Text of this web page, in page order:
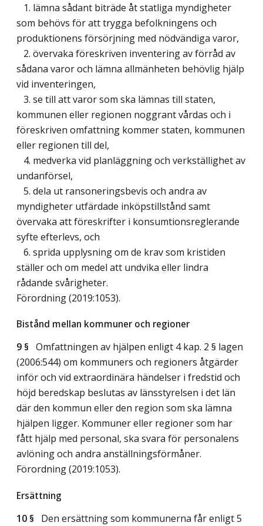
1. lämna sådant biträde åt statliga myndigheter
som behövs för att trygga befolkningens och
produktionens försörjning med nödvändiga varor,
2. övervaka föreskriven inventering av förråd av
sådana varor och lämna allmänheten behövlig hjälp
vid inventeringen,
3. se till att varor som ska lämnas till staten,
kommunen eller regionen noggrant vårdas och i
föreskriven omfattning kommer staten, kommunen
eller regionen till del,
4. medverka vid planläggning och verkställighet av
undanförsel,
5. dela ut ransoneringsbevis och andra av
myndigheter utfärdade inköpstillstånd samt
övervaka att föreskrifter i konsumtionsreglerande
syfte efterlevs, och
6. sprida upplysning om de krav som kristiden
ställer och om medel att undvika eller lindra
rådande svårigheter.
Förordning (2019:1053).
Bistånd mellan kommuner och regioner
9 § Omfattningen av hjälpen enligt 4 kap. 2 § lagen
(2006:544) om kommuners och regioners åtgärder
inför och vid extraordinära händelser i fredstid och
höjd beredskap beslutas av länsstyrelsen i det län
där den kommun eller den region som ska lämna
hjälpen ligger. Kommuner eller regioner som har
fått hjälp med personal, ska svara för personalens
avlöning och andra anställningsförmåner.
Förordning (2019:1053).
Ersättning
10 § Den ersättning som kommunerna får enligt 5